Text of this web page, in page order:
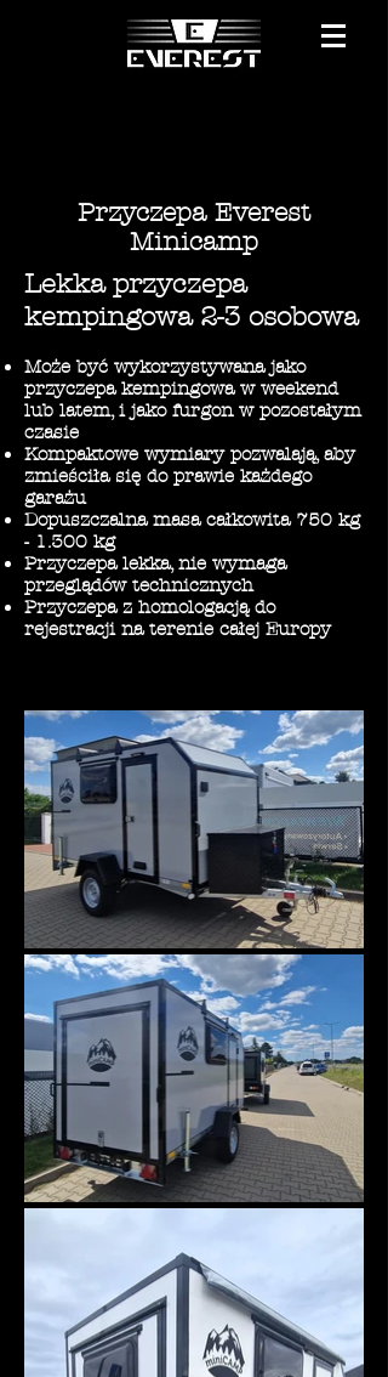
Przyczepa Everest
Minicamp
Lekka przyczepa
kempingowa 2-3 osobowa
Może być wykorzystywana jako
przyczepa kempingowa w weekend
lub latem, i jako furgon w pozostałym
czasie
Kompaktowe wymiary pozwalają, aby
zmieściła się do prawie każdego
garażu
Dopuszczalna masa całkowita 750 kg
- 1.300 kg
Przyczepa lekka, nie wymaga
przeglądów technicznych
Przyczepa z homologacją do
rejestracji na terenie całej Europy